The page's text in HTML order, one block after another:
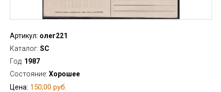
Артикул: олег221
Каталог: SC
Год: 1987
Состояние: Хорошее
Цена: 150,00 руб.